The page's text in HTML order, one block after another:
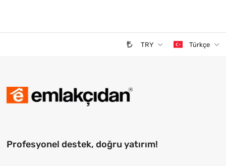
TRY Türkçe
Profesyonel destek, doğru yatırım!